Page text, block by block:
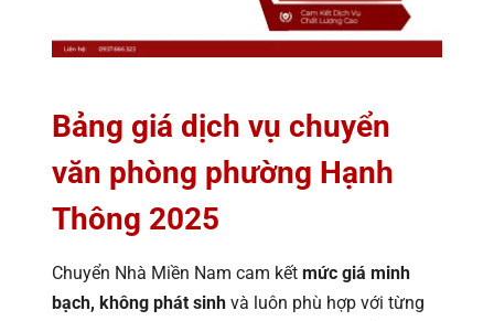
Bảng giá dịch vụ chuyển
văn phòng phường Hạnh
Thông 2025
Chuyển Nhà Miền Nam cam kết mức giá minh
bạch, không phát sinh và luôn phù hợp với từng